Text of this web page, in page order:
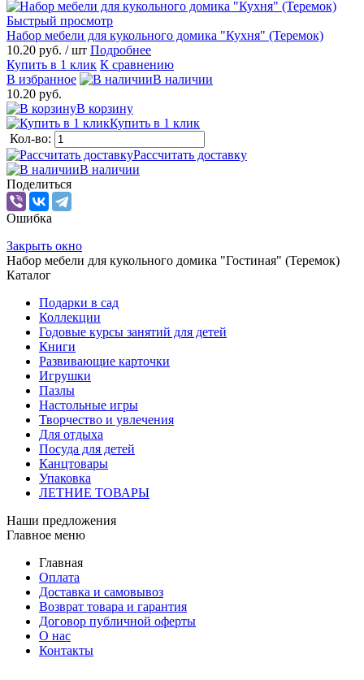
Быстрый просмотр
Набор мебели для кукольного домика "Кухня" (Теремок)
10.20 руб. / шт Подробнее
Купить в 1 клик К сравнению
В избранное
В наличии
10.20 руб.
В корзину
Купить в 1 клик
Кол-во:
Рассчитать доставку
В наличии
Поделиться
Ошибка
Закрыть окно
Набор мебели для кукольного домика "Гостиная" (Теремок)
Каталог
Подарки в сад
Коллекции
Годовые курсы занятий для детей
Книги
Развивающие карточки
Игрушки
Пазлы
Настольные игры
Творчество и увлечения
Для отдыха
Посуда для детей
Канцтовары
Упаковка
ЛЕТНИЕ ТОВАРЫ
Наши предложения
Главное меню
Главная
Оплата
Доставка и самовывоз
Возврат товара и гарантия
Договор публичной оферты
О нас
Контакты